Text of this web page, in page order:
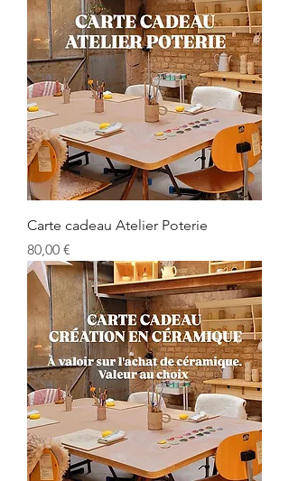
Carte cadeau Atelier Poterie
Prix
80,00 €